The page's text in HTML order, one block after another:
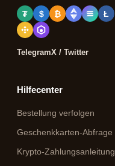
₮ $ ₿ Ł
TelegramX / Twitter
Hilfecenter
Bestellung verfolgen
Geschenkkarten-Abfrage
Krypto-Zahlungsanleitung